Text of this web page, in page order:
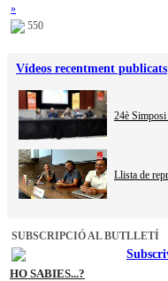
»
550
Vídeos recentment publicats
24è Simposi
Llista de
SUBSCRIPCIÓ AL BUTLLETÍ
HO SABIES...?